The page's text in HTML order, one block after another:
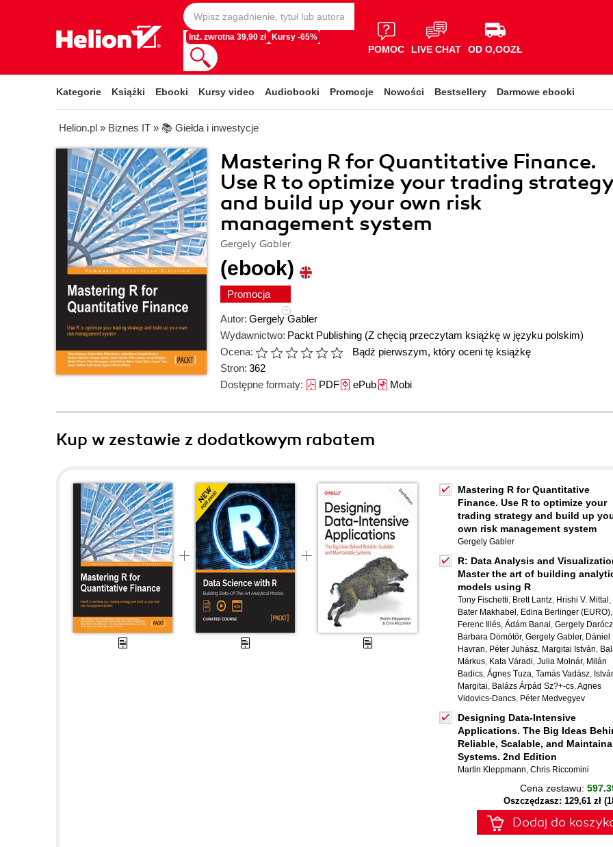
Inż. zwrotna 39,90 zł Kursy -65%
POMOC LIVE CHAT OD O,OOZŁ
Kategorie Książki Ebooki Kursy video Audiobooki Promocje Nowości Bestsellery Darmowe ebooki
Helion.pl » Biznes IT » 📚 Giełda i inwestycje
Mastering R for Quantitative Finance.
Use R to optimize your trading strategy
and build up your own risk
management system
Gergely Gabler
(ebook)
Promocja
Autor: Gergely Gabler
Wydawnictwo: Packt Publishing (Z chęcią przeczytam książkę w języku polskim)
Ocena:
Bądź pierwszym, który oceni tę książkę
Stron: 362
Dostępne formaty: PDFePubMobi
Kup w zestawie z dodatkowym rabatem
Mastering R for Quantitative
Finance. Use R to optimize your
trading strategy and build up
own risk management system
Gergely Gabler
R: Data Analysis and
Master the art of building
models using R
Tony Fischetti, Brett Lantz, Hrishi V. Mittal ,
Bater Makhabel , Edina Berlinger (EURO),
Ferenc Illés, Ádám Banai, Gergely
Barbara Dömötör, Gergely Gabler, Dániel
Havran, Péter Juhász, Margitai István,
Márkus, Kata Váradi, Julia Molnár, Milán
Badics, Ágnes Tuza, Tamás Vadász,
Margitai, Balázs Árpád Sz?+-cs,Agnes
Vidovics-Dancs, Péter Medvegyev
Designing Data-Intensive
Applications. The Big Ideas
Reliable, Scalable, and
Systems. 2nd Edition
Martin Kleppmann, Chris Riccomini
Cena zestawu:
Oszczędzasz: 129,61 zł
Dodaj do